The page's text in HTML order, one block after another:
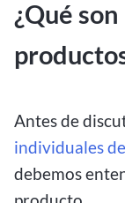
¿Qué
Antes de
individuales
debemos